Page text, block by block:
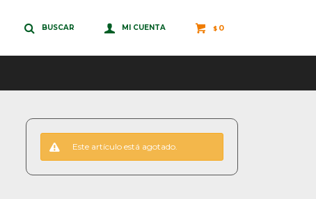
$ 0
Este artículo está agotado.